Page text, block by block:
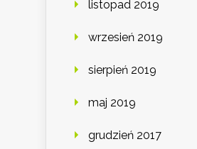
listopad 2019
wrzesień 2019
sierpień 2019
maj 2019
grudzień 2017